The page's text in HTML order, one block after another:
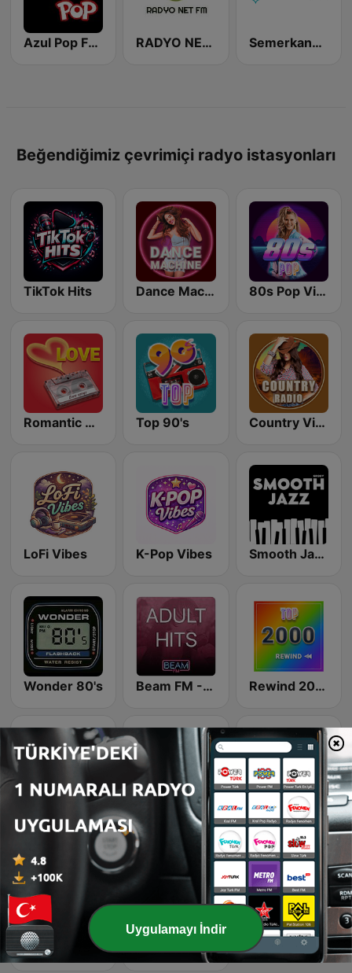
Azul Pop FM (Los 40 Hits) RADYO NET FM Semerkand Radio
Beğendiğimiz çevrimiçi radyo istasyonları
TikTok Hits Dance Machine 80s Pop Vibes
Romantic Vibes Top 90's Country Vibes
LoFi Vibes K-Pop Vibes Smooth Jazz - Groov
Wonder 80's Beam FM - Adult Hits Rewind 2000's
Classic Rock Station Beam FM Recuerda
Latina Bandida! Chillout Vibes
Uygulamayı İndir